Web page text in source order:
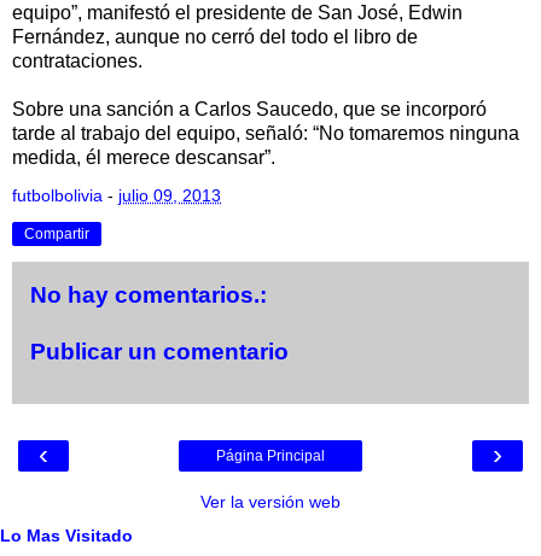
equipo”, manifestó el presidente de San José, Edwin
Fernández, aunque no cerró del todo el libro de
contrataciones.
Sobre una sanción a Carlos Saucedo, que se incorporó
tarde al trabajo del equipo, señaló: “No tomaremos ninguna
medida, él merece descansar”.
futbolbolivia - julio 09, 2013
Compartir
No hay comentarios.:
Publicar un comentario
‹ ›
Página Principal
Ver la versión web
Lo Mas Visitado